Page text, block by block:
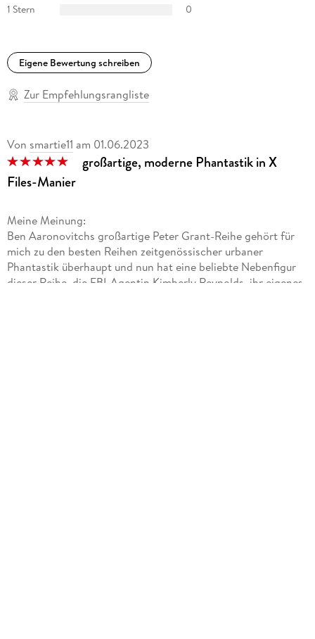
1 Stern
0
Eigene Bewertung schreiben
Zur Empfehlungsrangliste
Von smartie11 am 01.06.2023
großartige, moderne Phantastik in X
Files-Manier
Meine Meinung:
Ben Aaronovitchs großartige Peter Grant-Reihe gehört für
mich zu den besten Reihen zeitgenössischer urbaner
Phantastik überhaupt und nun hat eine beliebte Nebenfigur
dieser Reihe, die FBI-Agentin Kimberly Reynolds, ihr eigenes